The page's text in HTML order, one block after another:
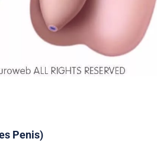
Penis)